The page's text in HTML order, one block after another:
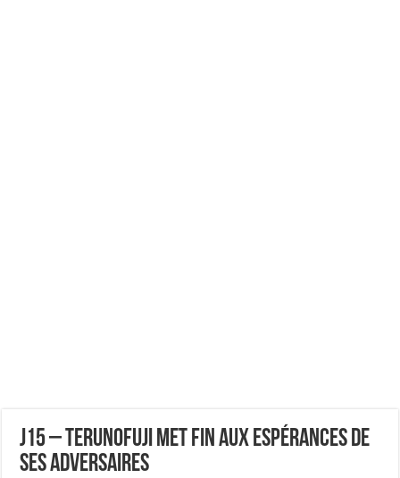
J15 – Terunofuji met fin aux espérances de
ses adversaires